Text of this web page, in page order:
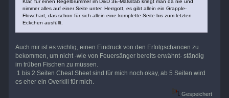
Klar, für einen Regelbrummer im D&D 3E-Maßstab kriegt man da nie und
nimmer alles auf einer Seite unter. Herrgott, es gibt allein ein Grapple-
Flowchart, das schon für sich allein eine komplette Seite bis zum letzten
Eckchen ausfüllt.
Auch mir ist es wichtig, einen Eindruck von den Erfolgschancen zu
bekommen, um nicht -wie von Feuersänger bereits erwähnt- ständig
im trüben Fischen zu müssen.
1 bis 2 Seiten Cheat Sheet sind für mich noch okay, ab 5 Seiten wird
es eher ein Overkill für mich.
Gespeichert